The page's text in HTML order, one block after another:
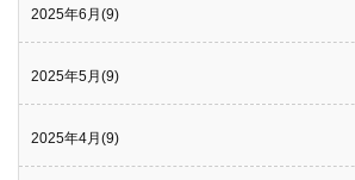
2025年6月(9)
2025年5月(9)
2025年4月(9)